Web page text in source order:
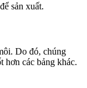
sản xuất.
Do đó, chúng
hơn các bảng khác.